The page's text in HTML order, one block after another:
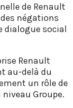
de Renault
négations
dialogue social
Renault
au-delà du
un rôle de
Groupe.